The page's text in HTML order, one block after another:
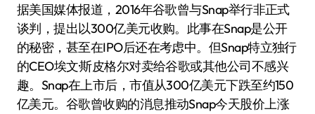
据美国媒体报道，2016年谷歌曾与Snap举行非正式
谈判，提出以300亿美元收购。此事在Snap是公开
的秘密，甚至在IPO后还在考虑中。但Snap特立独行
的CEO埃文·斯皮格尔对卖给谷歌或其他公司不感兴
趣。Snap在上市后，市值从300亿美元下跌至约150
亿美元。谷歌曾收购的消息推动Snap今天股价上涨